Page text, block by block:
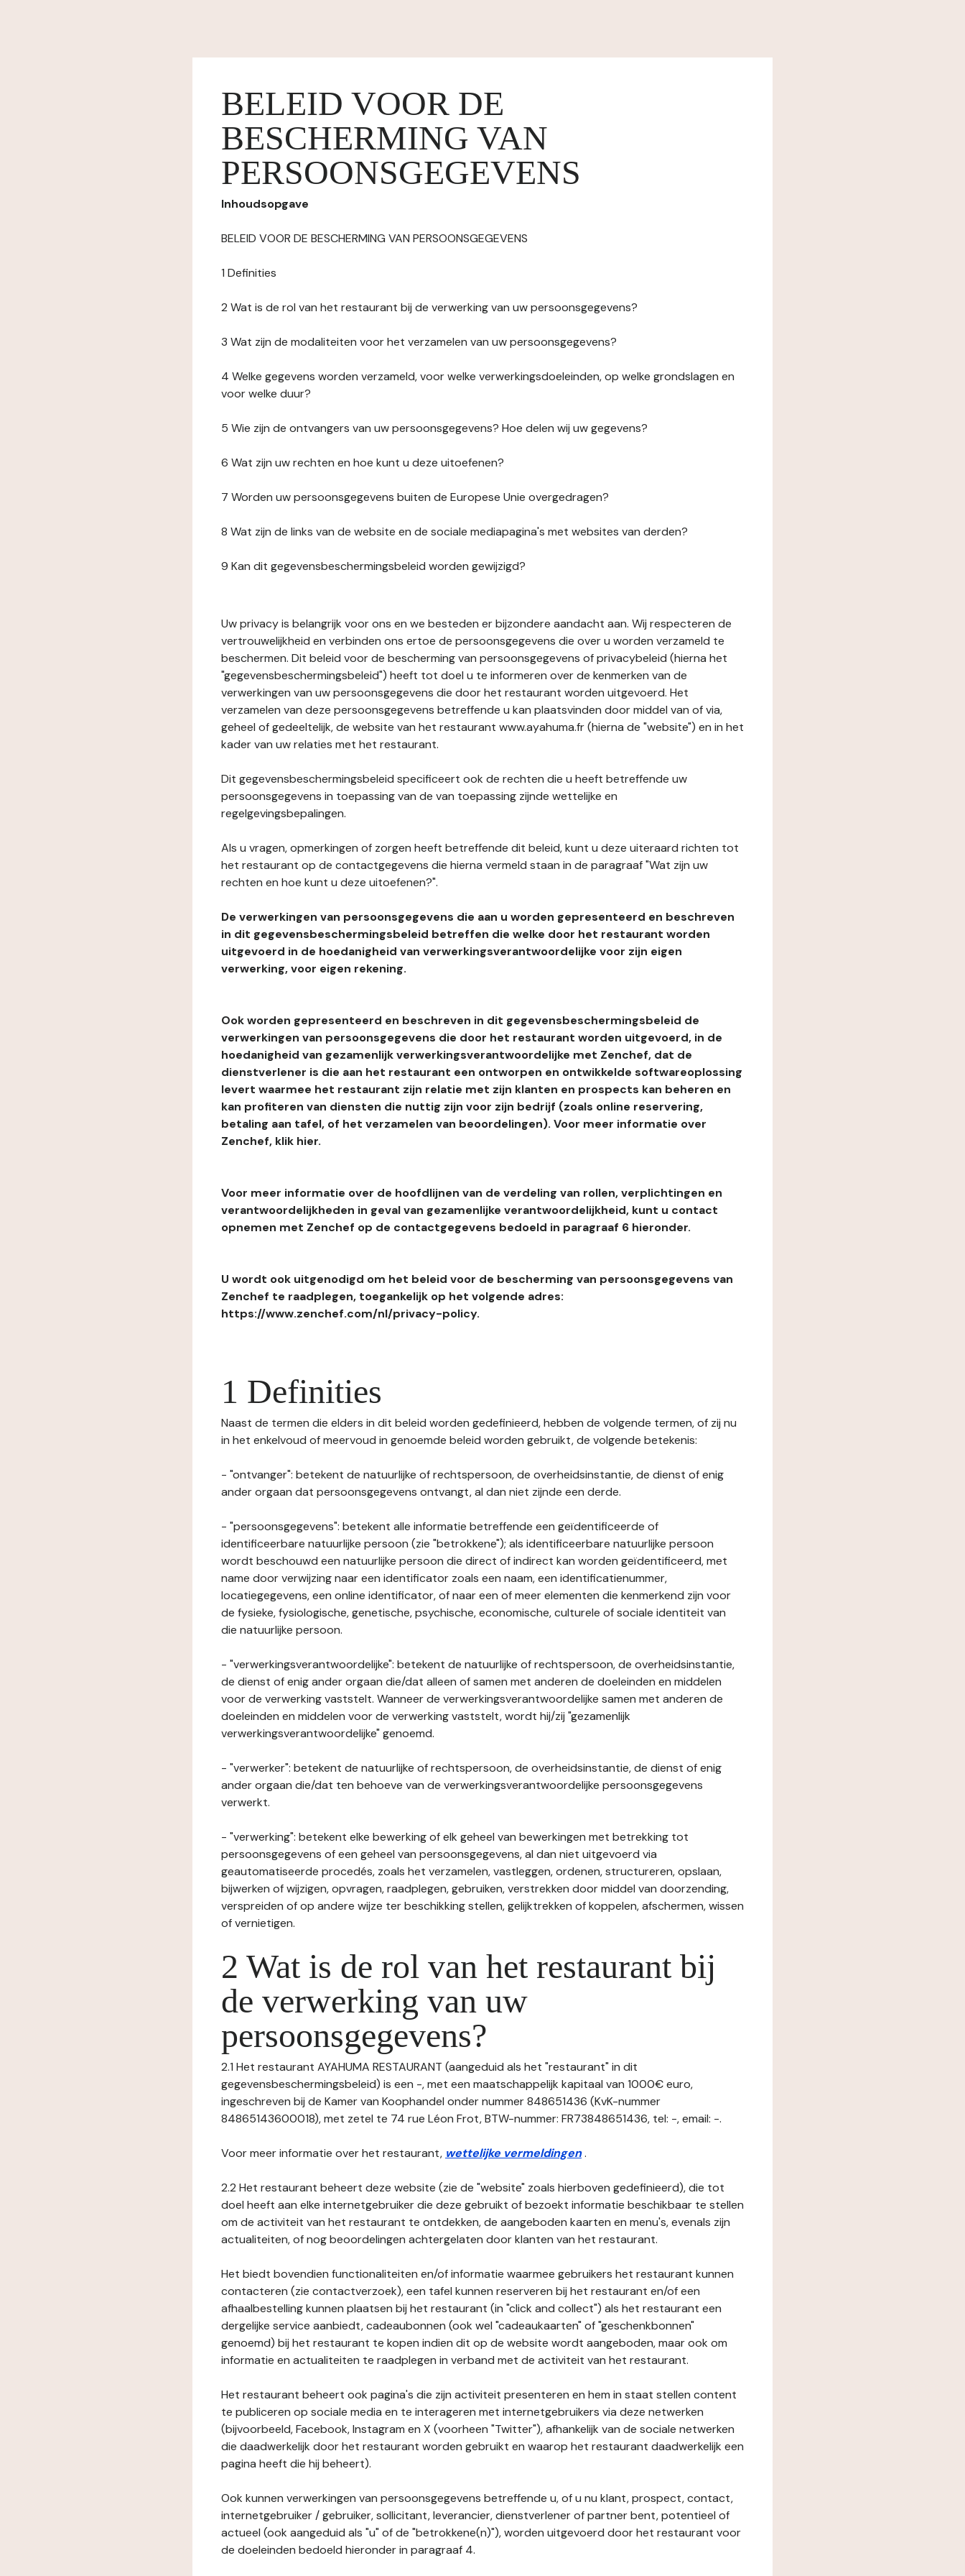
BELEID VOOR DE
BESCHERMING VAN
PERSOONSGEGEVENS
Inhoudsopgave
BELEID VOOR DE BESCHERMING VAN PERSOONSGEGEVENS
1 Definities
2 Wat is de rol van het restaurant bij de verwerking van uw persoonsgegevens?
3 Wat zijn de modaliteiten voor het verzamelen van uw persoonsgegevens?
4 Welke gegevens worden verzameld, voor welke verwerkingsdoeleinden, op welke grondslagen en
voor welke duur?
5 Wie zijn de ontvangers van uw persoonsgegevens? Hoe delen wij uw gegevens?
6 Wat zijn uw rechten en hoe kunt u deze uitoefenen?
7 Worden uw persoonsgegevens buiten de Europese Unie overgedragen?
8 Wat zijn de links van de website en de sociale mediapagina's met websites van derden?
9 Kan dit gegevensbeschermingsbeleid worden gewijzigd?
Uw privacy is belangrijk voor ons en we besteden er bijzondere aandacht aan. Wij respecteren de
vertrouwelijkheid en verbinden ons ertoe de persoonsgegevens die over u worden verzameld te
beschermen. Dit beleid voor de bescherming van persoonsgegevens of privacybeleid (hierna het
"gegevensbeschermingsbeleid") heeft tot doel u te informeren over de kenmerken van de
verwerkingen van uw persoonsgegevens die door het restaurant worden uitgevoerd. Het
verzamelen van deze persoonsgegevens betreffende u kan plaatsvinden door middel van of via,
geheel of gedeeltelijk, de website van het restaurant www.ayahuma.fr (hierna de "website") en in het
kader van uw relaties met het restaurant.
Dit gegevensbeschermingsbeleid specificeert ook de rechten die u heeft betreffende uw
persoonsgegevens in toepassing van de van toepassing zijnde wettelijke en
regelgevingsbepalingen.
Als u vragen, opmerkingen of zorgen heeft betreffende dit beleid, kunt u deze uiteraard richten tot
het restaurant op de contactgegevens die hierna vermeld staan in de paragraaf "Wat zijn uw
rechten en hoe kunt u deze uitoefenen?".
De verwerkingen van persoonsgegevens die aan u worden gepresenteerd en beschreven
in dit gegevensbeschermingsbeleid betreffen die welke door het restaurant worden
uitgevoerd in de hoedanigheid van verwerkingsverantwoordelijke voor zijn eigen
verwerking, voor eigen rekening.
Ook worden gepresenteerd en beschreven in dit gegevensbeschermingsbeleid de
verwerkingen van persoonsgegevens die door het restaurant worden uitgevoerd, in de
hoedanigheid van gezamenlijk verwerkingsverantwoordelijke met Zenchef, dat de
dienstverlener is die aan het restaurant een ontworpen en ontwikkelde softwareoplossing
levert waarmee het restaurant zijn relatie met zijn klanten en prospects kan beheren en
kan profiteren van diensten die nuttig zijn voor zijn bedrijf (zoals online reservering,
betaling aan tafel, of het verzamelen van beoordelingen). Voor meer informatie over
Zenchef, klik hier.
Voor meer informatie over de hoofdlijnen van de verdeling van rollen, verplichtingen en
verantwoordelijkheden in geval van gezamenlijke verantwoordelijkheid, kunt u contact
opnemen met Zenchef op de contactgegevens bedoeld in paragraaf 6 hieronder.
U wordt ook uitgenodigd om het beleid voor de bescherming van persoonsgegevens van
Zenchef te raadplegen, toegankelijk op het volgende adres:
https://www.zenchef.com/nl/privacy-policy.
1 Definities
Naast de termen die elders in dit beleid worden gedefinieerd, hebben de volgende termen, of zij nu
in het enkelvoud of meervoud in genoemde beleid worden gebruikt, de volgende betekenis:
- "ontvanger": betekent de natuurlijke of rechtspersoon, de overheidsinstantie, de dienst of enig
ander orgaan dat persoonsgegevens ontvangt, al dan niet zijnde een derde.
- "persoonsgegevens": betekent alle informatie betreffende een geïdentificeerde of
identificeerbare natuurlijke persoon (zie "betrokkene"); als identificeerbare natuurlijke persoon
wordt beschouwd een natuurlijke persoon die direct of indirect kan worden geïdentificeerd, met
name door verwijzing naar een identificator zoals een naam, een identificatienummer,
locatiegegevens, een online identificator, of naar een of meer elementen die kenmerkend zijn voor
de fysieke, fysiologische, genetische, psychische, economische, culturele of sociale identiteit van
die natuurlijke persoon.
- "verwerkingsverantwoordelijke": betekent de natuurlijke of rechtspersoon, de overheidsinstantie,
de dienst of enig ander orgaan die/dat alleen of samen met anderen de doeleinden en middelen
voor de verwerking vaststelt. Wanneer de verwerkingsverantwoordelijke samen met anderen de
doeleinden en middelen voor de verwerking vaststelt, wordt hij/zij "gezamenlijk
verwerkingsverantwoordelijke" genoemd.
- "verwerker": betekent de natuurlijke of rechtspersoon, de overheidsinstantie, de dienst of enig
ander orgaan die/dat ten behoeve van de verwerkingsverantwoordelijke persoonsgegevens
verwerkt.
- "verwerking": betekent elke bewerking of elk geheel van bewerkingen met betrekking tot
persoonsgegevens of een geheel van persoonsgegevens, al dan niet uitgevoerd via
geautomatiseerde procedés, zoals het verzamelen, vastleggen, ordenen, structureren, opslaan,
bijwerken of wijzigen, opvragen, raadplegen, gebruiken, verstrekken door middel van doorzending,
verspreiden of op andere wijze ter beschikking stellen, gelijktrekken of koppelen, afschermen, wissen
of vernietigen.
2 Wat is de rol van het restaurant bij
de verwerking van uw
persoonsgegevens?
2.1 Het restaurant AYAHUMA RESTAURANT (aangeduid als het "restaurant" in dit
gegevensbeschermingsbeleid) is een -, met een maatschappelijk kapitaal van 1000€ euro,
ingeschreven bij de Kamer van Koophandel onder nummer 848651436 (KvK-nummer
84865143600018), met zetel te 74 rue Léon Frot, BTW-nummer: FR73848651436, tel: -, email: -.
Voor meer informatie over het restaurant, wettelijke vermeldingen.
2.2 Het restaurant beheert deze website (zie de "website" zoals hierboven gedefinieerd), die tot
doel heeft aan elke internetgebruiker die deze gebruikt of bezoekt informatie beschikbaar te stellen
om de activiteit van het restaurant te ontdekken, de aangeboden kaarten en menu's, evenals zijn
actualiteiten, of nog beoordelingen achtergelaten door klanten van het restaurant.
Het biedt bovendien functionaliteiten en/of informatie waarmee gebruikers het restaurant kunnen
contacteren (zie contactverzoek), een tafel kunnen reserveren bij het restaurant en/of een
afhaalbestelling kunnen plaatsen bij het restaurant (in "click and collect") als het restaurant een
dergelijke service aanbiedt, cadeaubonnen (ook wel "cadeaukaarten" of "geschenkbonnen"
genoemd) bij het restaurant te kopen indien dit op de website wordt aangeboden, maar ook om
informatie en actualiteiten te raadplegen in verband met de activiteit van het restaurant.
Het restaurant beheert ook pagina's die zijn activiteit presenteren en hem in staat stellen content
te publiceren op sociale media en te interageren met internetgebruikers via deze netwerken
(bijvoorbeeld, Facebook, Instagram en X (voorheen "Twitter"), afhankelijk van de sociale netwerken
die daadwerkelijk door het restaurant worden gebruikt en waarop het restaurant daadwerkelijk een
pagina heeft die hij beheert).
Ook kunnen verwerkingen van persoonsgegevens betreffende u, of u nu klant, prospect, contact,
internetgebruiker / gebruiker, sollicitant, leverancier, dienstverlener of partner bent, potentieel of
actueel (ook aangeduid als "u" of de "betrokkene(n)"), worden uitgevoerd door het restaurant voor
de doeleinden bedoeld hieronder in paragraaf 4.